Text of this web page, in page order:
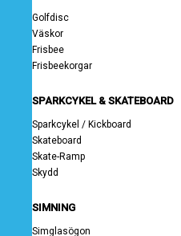
Golfdisc
Väskor
Frisbee
Frisbeekorgar
SPARKCYKEL & SKATEBOARD
Sparkcykel / Kickboard
Skateboard
Skate-Ramp
Skydd
SIMNING
Simglasögon